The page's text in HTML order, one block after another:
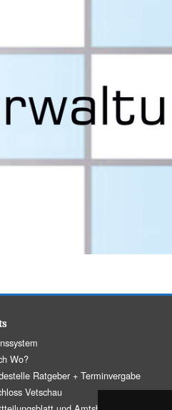
Wo?
Ratgeber + Terminvergabe
Vetschau